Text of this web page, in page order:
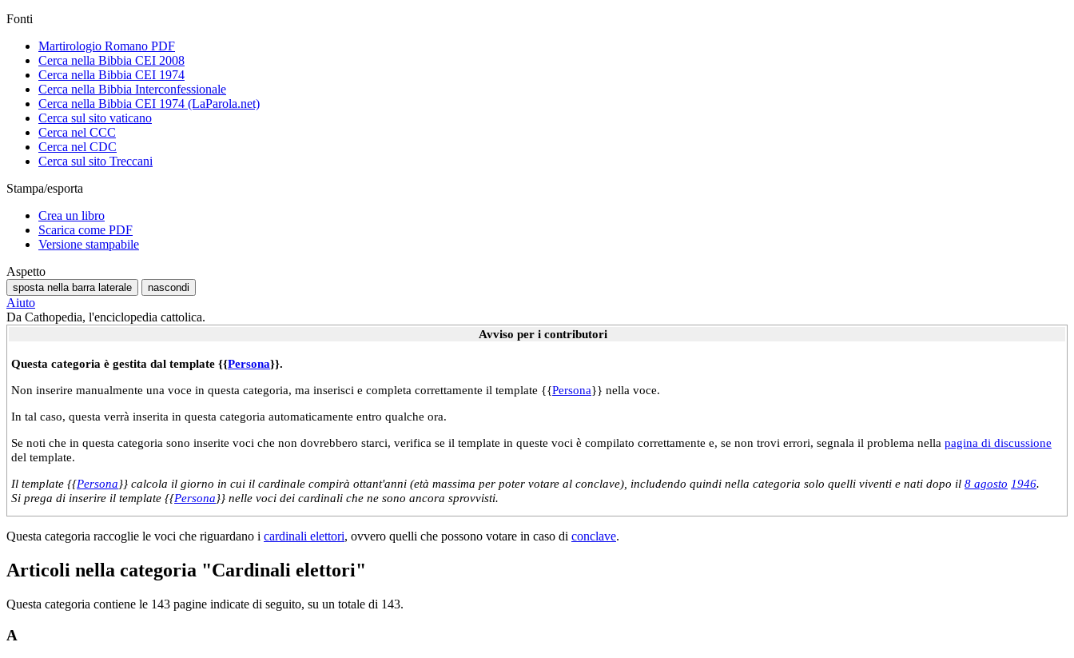
Fonti
Martirologio Romano PDF
Cerca nella Bibbia CEI 2008
Cerca nella Bibbia CEI 1974
Cerca nella Bibbia Interconfessionale
Cerca nella Bibbia CEI 1974 (LaParola.net)
Cerca sul sito vaticano
Cerca nel CCC
Cerca nel CDC
Cerca sul sito Treccani
Stampa/esporta
Crea un libro
Scarica come PDF
Versione stampabile
Aspetto
sposta nella barra laterale nascondi
Aiuto
Da Cathopedia, l'enciclopedia cattolica.
Avviso per i contributori
Questa categoria è gestita dal template {{Persona}}.
Non inserire manualmente una voce in questa categoria, ma inserisci e completa correttamente il template {{Persona}} nella voce.
In tal caso, questa verrà inserita in questa categoria automaticamente entro qualche ora.
Se noti che in questa categoria sono inserite voci che non dovrebbero starci, verifica se il template in queste voci è compilato correttamente e, se non trovi errori, segnala il problema nellapagina di discussione
del template.
Il template {{Persona}} calcola il giorno in cui il cardinale compirà ottant'anni (età massima per poter votare al conclave), includendo quindi nella categoria solo quelli viventi e nati dopo il8 agosto 1946.
Si prega di inserire il template {{Persona}} nelle voci dei cardinali che ne sono ancora sprovvisti.
Questa categoria raccoglie le voci che riguardano i cardinali elettori, ovvero quelli che possono votare in caso di conclave.
Articoli nella categoria "Cardinali elettori"
Questa categoria contiene le 143 pagine indicate di seguito, su un totale di 143.
A